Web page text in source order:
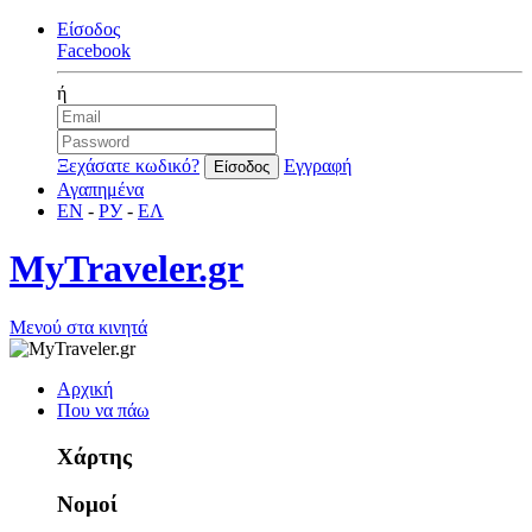
Είσοδος
Facebook
ή
Ξεχάσατε κωδικό?
Εγγραφή
Αγαπημένα
EN - РУ- ΕΛ
MyTraveler.gr
Μενού στα κινητά
Αρχική
Που να πάω
Χάρτης
Νομοί